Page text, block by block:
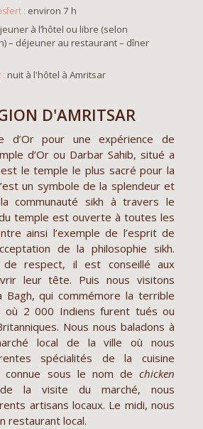
environ 7 h
à l’hôtel ou libre (selon
– déjeuner au restaurant – dîner
nuit à l'hôtel à Amritsar
D'AMRITSAR
d’Or pour une expérience de
d’Or ou Darbar Sahib, situé a
le temple le plus sacré pour la
un symbole de la splendeur et
communauté sikh à travers le
temple est ouverte à toutes les
ainsi l’exemple de l’esprit de
de la philosophie sikh.
de respect, il est conseillé aux
leur tête. Puis nous visitons
Bagh, qui commémore la terrible
où 2 000 Indiens furent tués ou
Nous nous baladons à
local de la ville où nous
spécialités de la cuisine
connue sous le nom de chicken
la visite du marché, nous
artisans locaux. Le midi, nous
restaurant local.